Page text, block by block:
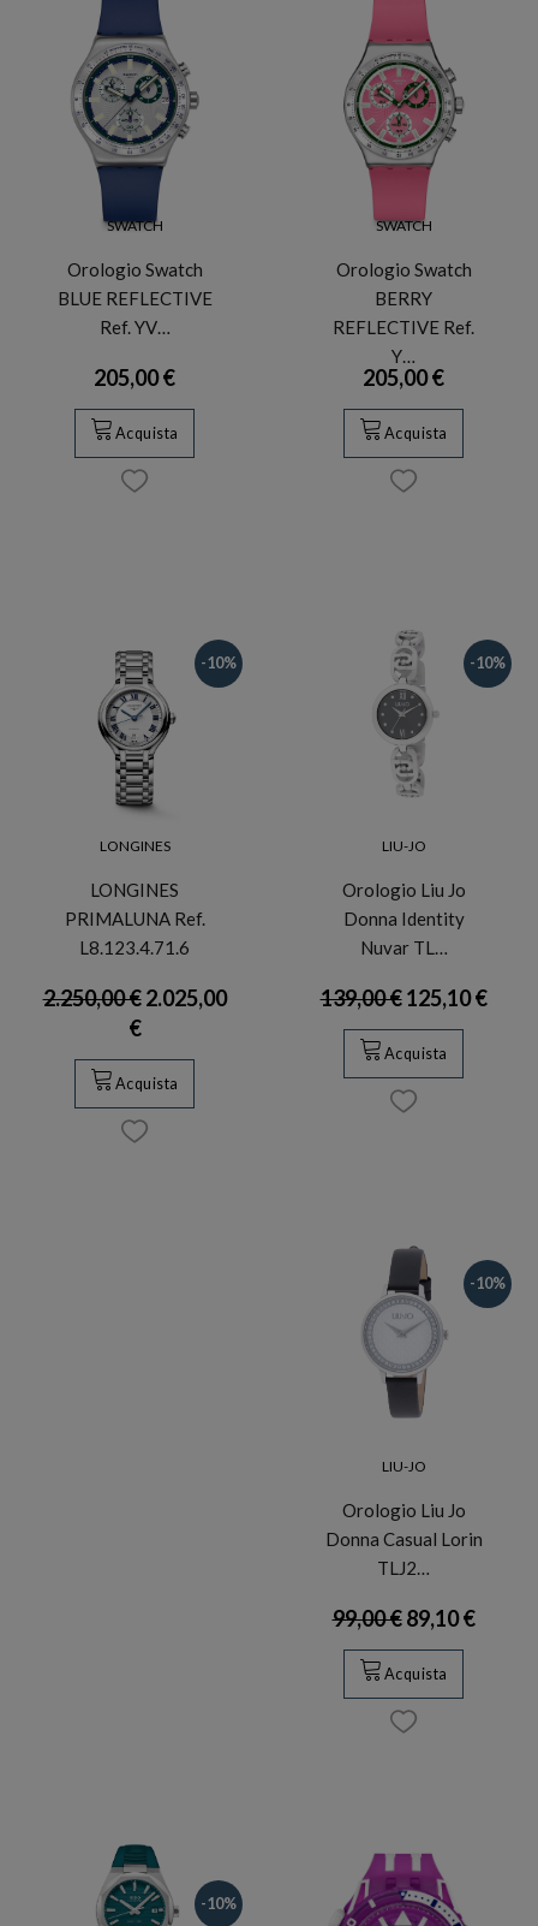
SWATCH
Orologio Swatch
BLUE REFLECTIVE
Ref. YV…
205,00 €
Acquista
SWATCH
Orologio Swatch
BERRY
REFLECTIVE Ref.
Y…
205,00 €
Acquista
-10%
LONGINES
LONGINES
PRIMALUNA Ref.
L8.123.4.71.6
2.250,00 €2.025,00
€
Acquista
-10%
LIU-JO
Orologio Liu Jo
Donna Identity
Nuvar TL…
139,00 €125,10 €
Acquista
-10%
LIU-JO
Orologio Liu Jo
Donna Casual Lorin
TLJ2…
99,00 €89,10 €
Acquista
-10%